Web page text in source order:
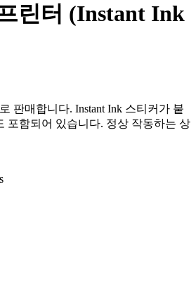
린터 (Instant Ink
판매합니다. Instant Ink 스티커가 붙
포함되어 있습니다. 정상 작동하는 상